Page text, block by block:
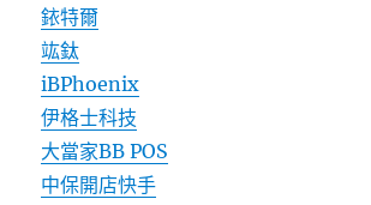
銥特爾
竑鈦
iBPhoenix
伊格士科技
大當家BB POS
中保開店快手